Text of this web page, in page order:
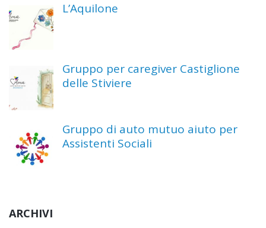
L’Aquilone
Gruppo per caregiver Castiglione
delle Stiviere
Gruppo di auto mutuo aiuto per
Assistenti Sociali
ARCHIVI